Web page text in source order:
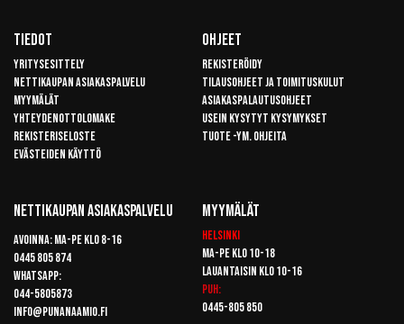
Tiedot
Yritysesittely
Nettikaupan asiakaspalvelu
Myymälät
Yhteydenottolomake
Rekisteriseloste
Evästeiden käyttö
Ohjeet
Rekisteröidy
Tilausohjeet ja toimituskulut
Asiakaspalautusohjeet
Usein kysytyt kysymykset
Tuote -ym. ohjeita
Nettikaupan Asiakaspalvelu
Avoinna: Ma-pe klo 8-16
0445 805 874
Whatsapp:
044-5805873
info@punanaamio.fi
Myymälät
Helsinki
Ma-pe klo 10-18
Lauantaisin klo 10-16
Puh:
0445-805 850